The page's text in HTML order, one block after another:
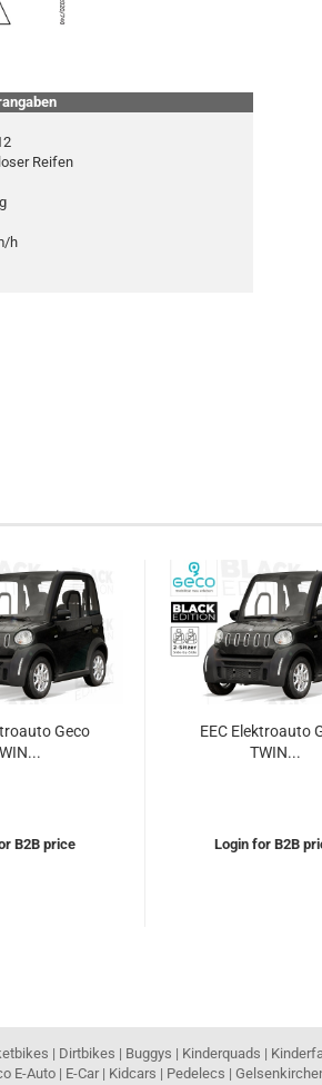
Reifen
h
Geco
B2B price
EEC Elektroauto
TWIN...
Login for B2B
| Dirtbikes | Buggys | Kinderquads |
E-Auto | E-Car | Kidcars | Pedelecs |